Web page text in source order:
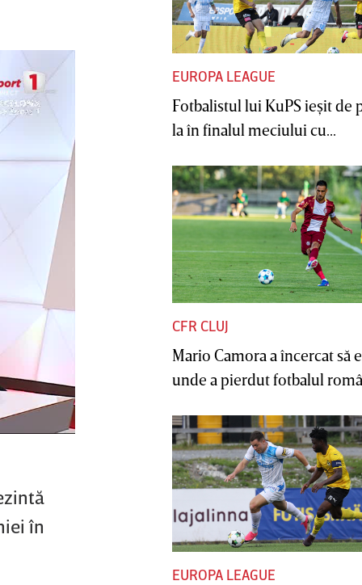
în
EUROPA LEAGUE
Fotbalistul lui KuPS ieşit de
la în finalul meciului cu...
CFR CLUJ
Mario Camora a încercat să
unde a pierdut fotbalul
EUROPA LEAGUE